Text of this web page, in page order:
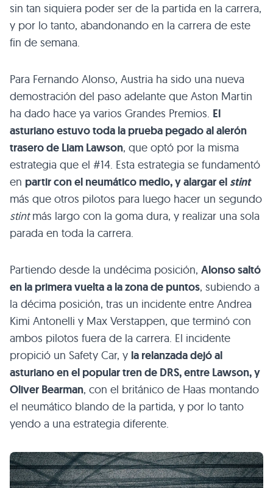
sin tan siquiera poder ser de la partida en la carrera,
y por lo tanto, abandonando en la carrera de este
fin de semana.
Para Fernando Alonso, Austria ha sido una nueva
demostración del paso adelante que Aston Martin
ha dado hace ya varios Grandes Premios. El
asturiano estuvo toda la prueba pegado al alerón
trasero de Liam Lawson, que optó por la misma
estrategia que el #14. Esta estrategia se fundamentó
en partir con el neumático medio, y alargar el stint
más que otros pilotos para luego hacer un segundo
stintmás largo con la goma dura, y realizar una sola
parada en toda la carrera.
Partiendo desde la undécima posición, Alonso saltó
en la primera vuelta a la zona de puntos, subiendo a
la décima posición, tras un incidente entre Andrea
Kimi Antonelli y Max Verstappen, que terminó con
ambos pilotos fuera de la carrera. El incidente
propició un Safety Car, y la relanzada dejó al
asturiano en el popular tren de DRS, entre Lawson, y
Oliver Bearman, con el británico de Haas montando
el neumático blando de la partida, y por lo tanto
yendo a una estrategia diferente.